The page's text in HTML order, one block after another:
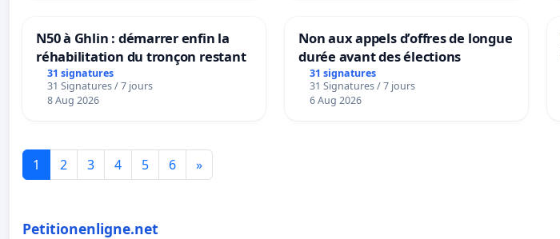
N50 à Ghlin : démarrer enfin la
réhabilitation du tronçon restant
31 signatures
31 Signatures / 7 jours
8 Aug 2026
Non aux appels d’offres de longue
durée avant des élections
31 signatures
31 Signatures / 7 jours
6 Aug 2026
1 2 3 4 5 6 »
Petitionenligne.net